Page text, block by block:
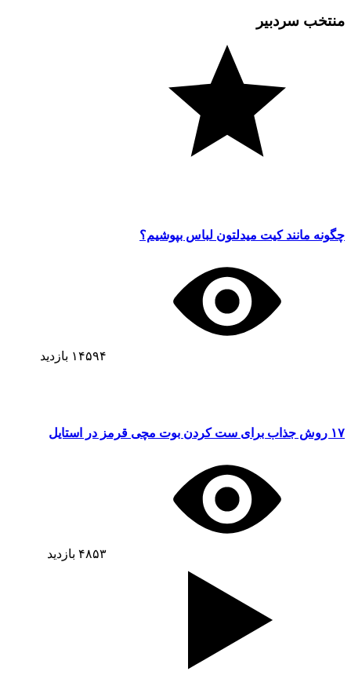
منتخب سردبیر
چگونه مانند کیت میدلتون لباس بپوشیم؟
۱۴۵۹۴ بازدید
۱۷ روش جذاب برای ست کردن بوت مچی قرمز در استایل
۴۸۵۳ بازدید